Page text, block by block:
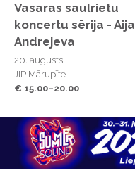
Vasaras saulrietu
koncertu sērija - Aija
Andrejeva
20. augusts
JIP Mārupīte
€ 15.00–20.00